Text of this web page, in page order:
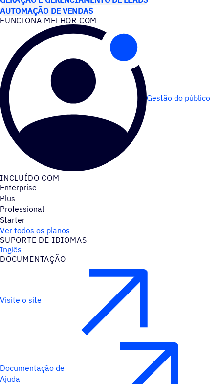
AUTOMAÇÃO DE VENDAS
FUNCIONA MELHOR COM
Gestão do público
INCLUÍDO COM
Enterprise
Plus
Professional
Starter
Ver todos os planos
SUPORTE DE IDIOMAS
Inglês
DOCUMENTAÇÃO
Visite o site
Documentação de
Ajuda